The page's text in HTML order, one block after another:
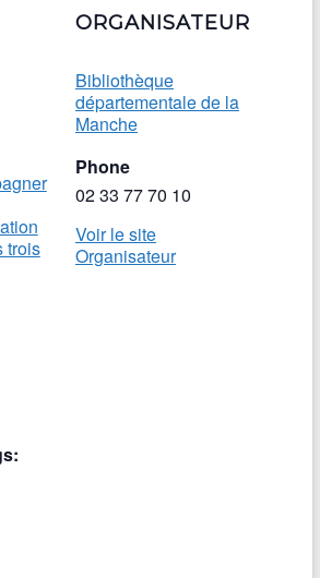
trois
ORGANISATEUR
Bibliothèque
départementale de la
Manche
Phone
02 33 77 70 10
Voir le site
Organisateur